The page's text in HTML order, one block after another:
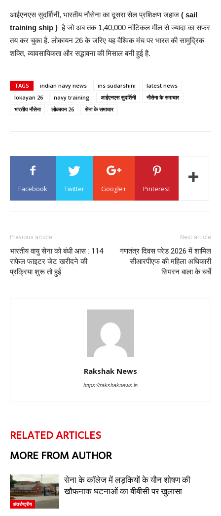
आईएनएस सुदर्शिनी, भारतीय नौसेना का दूसरा सेल प्रशिक्षण जहाज ( sail
training ship ) है जो अब तक 1,40,000 नॉटिकल मील से ज्यादा का सफर
तय कर चुका है. लोकायन 26 के जरिए यह वैश्विक मंच पर भारत की सामुद्रिक
शक्ति, व्यावसायिकता और सद्भावना की मिसाल बनी हुई है.
TAGS indian navy news ins sudarshini
latest news
lokayan 26
navy training आईएनएस सुदर्शिनी
नौसेना के समाचार
भारतीय नौसेना
लोकायन 26 सेना के समाचार
Facebook Twitter Google+ Pinterest
Previous article
भारतीय वायु सेना को बंधी आस : 114
राफेल फाइटर जेट खरीदने की
प्रक्रिया शुरू तो हुई
Next article
गणतंत्र दिवस परेड 2026 में शामिल
सीआरपीएफ की महिला अधिकारी
सिमरन बाला के चर्चे
Rakshak News
https://rakshaknews.in
RELATED ARTICLES
MORE FROM AUTHOR
अंतर्राष्ट्रीय
सेना के कॉलेज में लड़कियों के यौन शोषण की
खौफनाक घटनाओं का बीबीसी पर खुलासा